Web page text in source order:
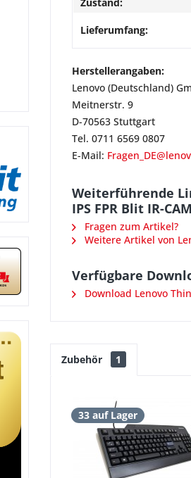
Lieferumfang:
Herstellerangaben:
Lenovo (Deutschland)
Meitnerstr. 9
D-70563 Stuttgart
Tel. 0711 6569 0807
E-Mail:
Weiterführende
IPS FPR Blit IR-
Fragen zum Artikel?
Weitere Artikel von
Verfügbare
Download Lenovo
Zubehör 1
33 auf Lager